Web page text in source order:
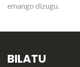
emango dizugu.
BILATU